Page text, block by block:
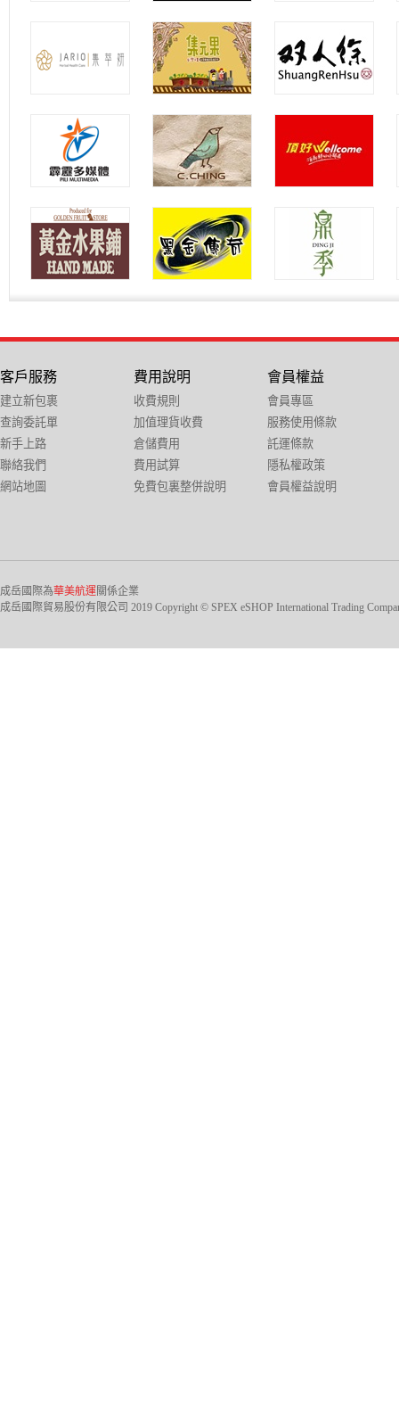
客戶服務
建立新包裹
查詢委託單
新手上路
聯絡我們
網站地圖
費用說明
收費規則
加值理貨收費
倉儲費用
費用試算
免費包裏整併說明
會員權益
會員專區
服務使用條款
託運條款
隱私權政策
會員權益說明
成岳國際為華美航運關係企業
成岳國際貿易股份有限公司 2019 Copyright © SPEX eSHOP International Trading